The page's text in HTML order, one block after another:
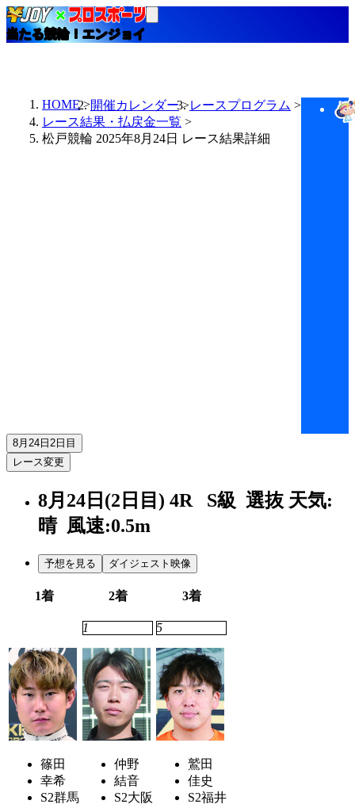
当たる競輪！エンジョイ
HOME 開催カレンダー
レースプログラム
レース結果・払戻金一覧
松戸競輪 2025年8月24日 レース結果詳細
8月24日 2日目
レース変更
8月24日(2日目) 4R S級 選抜 天気:
晴 風速:0.5m
予想を見る ダイジェスト映像
1着 2着 3着
篠田
幸希
S2群馬
1
仲野
結音
S2大阪
5
鷲田
佳史
S2福井